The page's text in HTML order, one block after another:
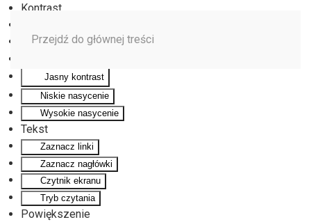
Kontrast
Monochromatyczny
Jasny kontrast
Niskie nasycenie
Wysokie nasycenie
Tekst
Zaznacz linki
Zaznacz nagłówki
Czytnik ekranu
Tryb czytania
Powiększenie
Przejdź do głównej treści